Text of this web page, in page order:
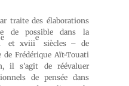
traite des élaborations
de possible dans la
e
et xviii
e
siècles – de
Frédérique Aït-Touati
il s’agit de réévaluer
de pensée dans